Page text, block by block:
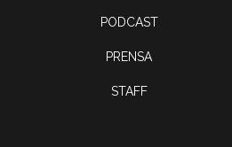
PODCAST
PRENSA
STAFF